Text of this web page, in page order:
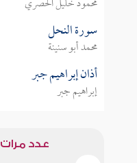
سورة النحل
محمد أبو سنينة
أذان إبراهيم جبر
إبراهيم جبر
عدد مرات